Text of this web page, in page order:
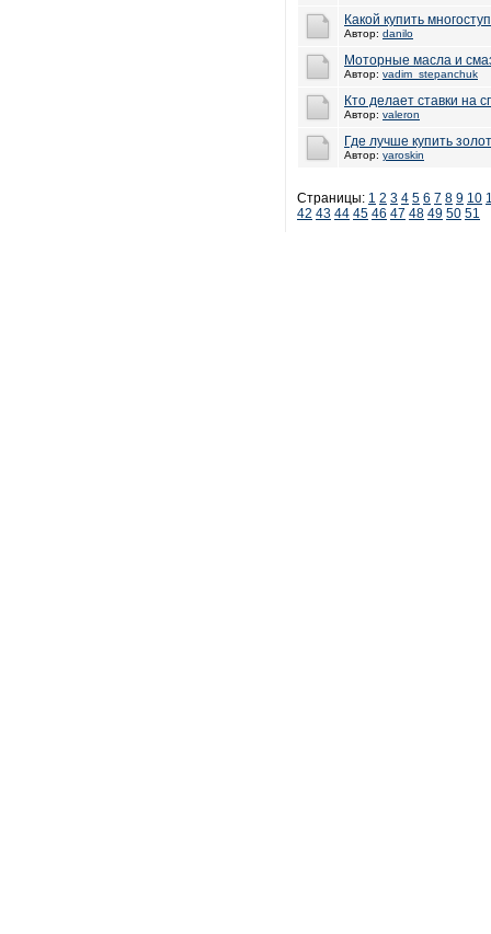
Какой купить
Автор: danilo
Моторные масла и
Автор: vadim_stepanchuk
Кто делает ставки на
Автор: valeron
Где лучше купить
Автор: yaroskin
Страницы: 1 2 3 4 5 6 7 8 9 10
42 43 44 45 46 47 48 49 50 51